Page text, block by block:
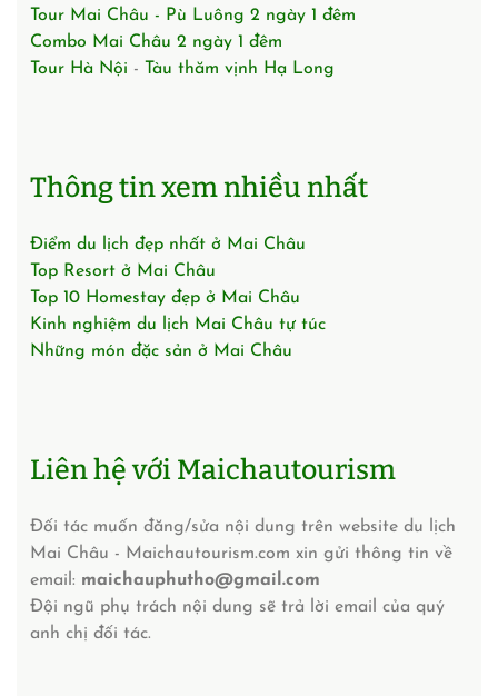
Tour Mai Châu - Pù Luông 2 ngày 1 đêm
Combo Mai Châu 2 ngày 1 đêm
Tour Hà Nội - Tàu thăm vịnh Hạ Long
Thông tin xem nhiều nhất
Điểm du lịch đẹp nhất ở Mai Châu
Top Resort ở Mai Châu
Top 10 Homestay đẹp ở Mai Châu
Kinh nghiệm du lịch Mai Châu tự túc
Những món đặc sản ở Mai Châu
Liên hệ với Maichautourism
Đối tác muốn đăng/sửa nội dung trên website du lịch
Mai Châu - Maichautourism.com xin gửi thông tin về
email: maichauphutho@gmail.com
Đội ngũ phụ trách nội dung sẽ trả lời email của quý
anh chị đối tác.